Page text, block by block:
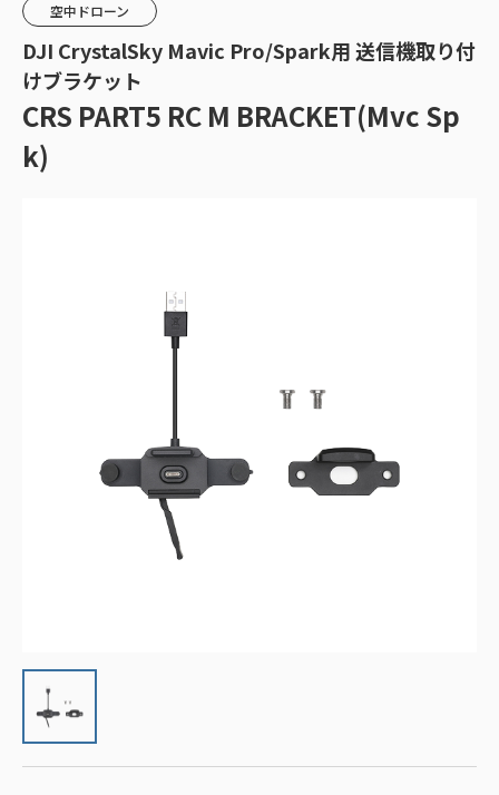
空中ドローン
DJI CrystalSky Mavic Pro/Spark用 送信機取り付
けブラケット
CRS PART5 RC M BRACKET(Mvc Sp
k)